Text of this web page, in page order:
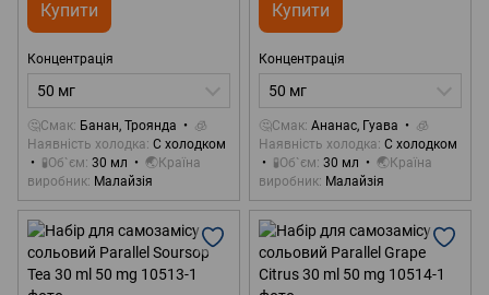
Купити
Концентрація
50 мг
🤔Смак Банан, Троянда
🧊
Наявність холодка С холодком
🧪Об`єм 30 мл
🌏Країна
виробник Малайзія
Купити
Концентрація
50 мг
🤔Смак Ананас, Гуава
🧊
Наявність холодка С холодком
🧪Об`єм 30 мл
🌏Країна
виробник Малайзія